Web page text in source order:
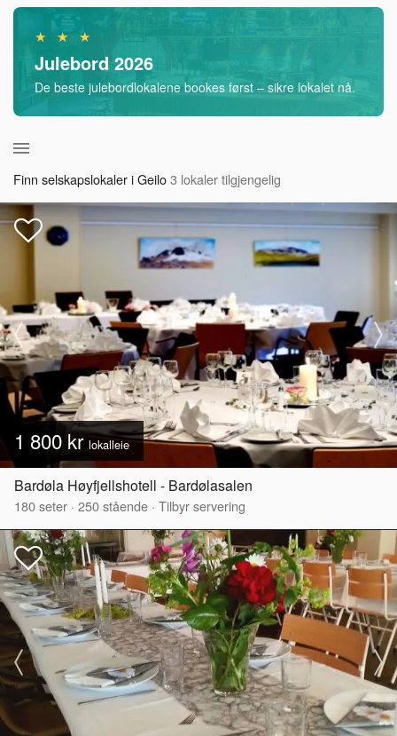
★ ★ ★
Julebord 2026
De beste julebordlokalene bookes først – sikre lokalet nå.
Finn selskapslokaler i Geilo3 lokaler tilgjengelig
1 800 krlokalleie
Bardøla Høyfjellshotell - Bardølasalen
180seter · 250stående · Tilbyr servering